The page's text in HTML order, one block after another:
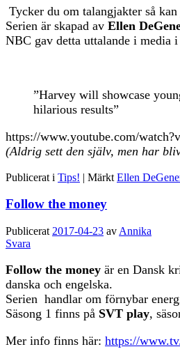
Tycker du om talangjakter så
Serien är skapad av Ellen
NBC gav detta uttalande i media
”Harvey will showcase
hilarious results”
https://www.youtube.com/
(Aldrig sett den själv, men har
Publicerat i Tips! | Märkt Ellen
Follow the money
Publicerat 2017-04-23 av Annika
Svara
Follow the money är en Dansk
danska och engelska.
Serien handlar om förnybar
Säsong 1 finns på SVT play,
Mer info finns här: https://